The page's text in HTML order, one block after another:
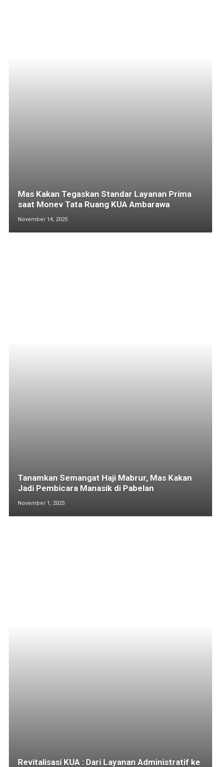
Mas Kakan Tegaskan Standar Layanan Prima
saat Monev Tata Ruang KUA Ambarawa
November 14, 2025
Tanamkan Semangat Haji Mabrur, Mas Kakan
Jadi Pembicara Manasik di Pabelan
November 1, 2025
Revitalisasi KUA : Dari Layanan Administratif ke